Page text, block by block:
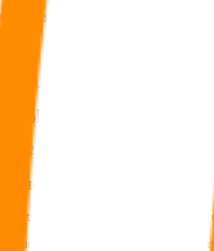
contrats d’assurance vie , retraits sur
et les PEL ?
PEL ouverts avant le 1er janvier 2018
en cas de
le 27 septembre 2017 et la part de
tous les ans
c’est-à-dire quand vous
janvier 2018) sont prélevés